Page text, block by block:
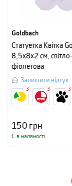
Goldbach
Cтатуетка Квітка
8,5х8х2 см, світло-
фіолетова
Залишити відгук
150грн
Є в наявності
3 3 3